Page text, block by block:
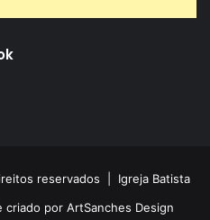
reservados | Igreja Batista
criado por ArtSanches Design